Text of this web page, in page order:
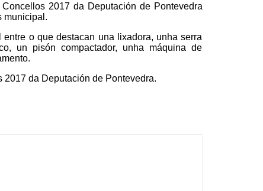
2017 da Deputación de Pontevedra
municipal.
o que destacan una lixadora, unha serra
un pisón compactador, unha máquina de
da Deputación de Pontevedra.